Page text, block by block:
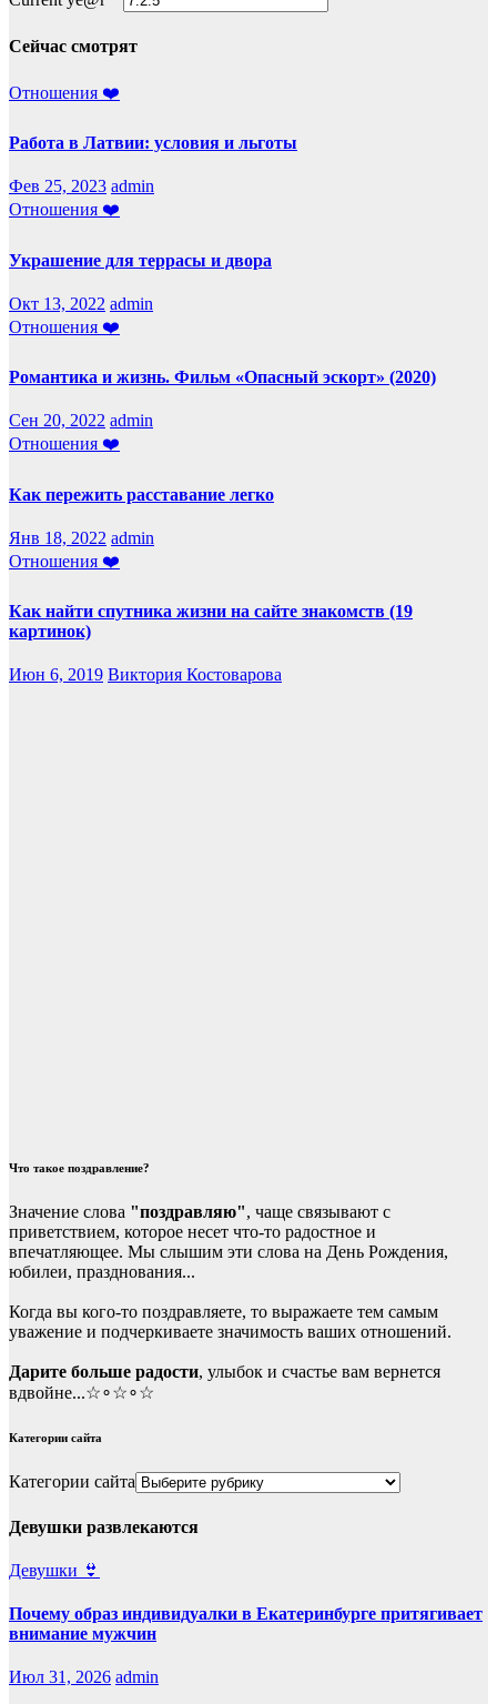
Сейчас смотрят
Отношения ❤️
Работа в Латвии: условия и льготы
Фев 25, 2023 admin
Отношения ❤️
Украшение для террасы и двора
Окт 13, 2022 admin
Отношения ❤️
Романтика и жизнь. Фильм «Опасный эскорт» (2020)
Сен 20, 2022 admin
Отношения ❤️
Как пережить расставание легко
Янв 18, 2022 admin
Отношения ❤️
Как найти спутника жизни на сайте знакомств (19
картинок)
Июн 6, 2019 Виктория Костоварова
Что такое поздравление?
Значение слова "поздравляю", чаще связывают с
приветствием, которое несет что-то радостное и
впечатляющее. Мы слышим эти слова на День Рождения,
юбилеи, празднования...
Когда вы кого-то поздравляете, то выражаете тем самым
уважение и подчеркиваете значимость ваших отношений.
Дарите больше радости, улыбок и счастье вам вернется
вдвойне...☆∘☆∘☆
Категории сайта
Категории сайта
Девушки развлекаются
Девушки 👙
Почему образ индивидуалки в Екатеринбурге притягивает
внимание мужчин
Июл 31, 2026 admin